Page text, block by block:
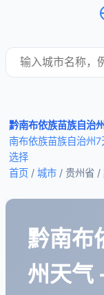
黔南布依族苗族自治
南布依族苗族自治州7
选择
首页 / 城市 / 贵州省 /
黔南布
州天气